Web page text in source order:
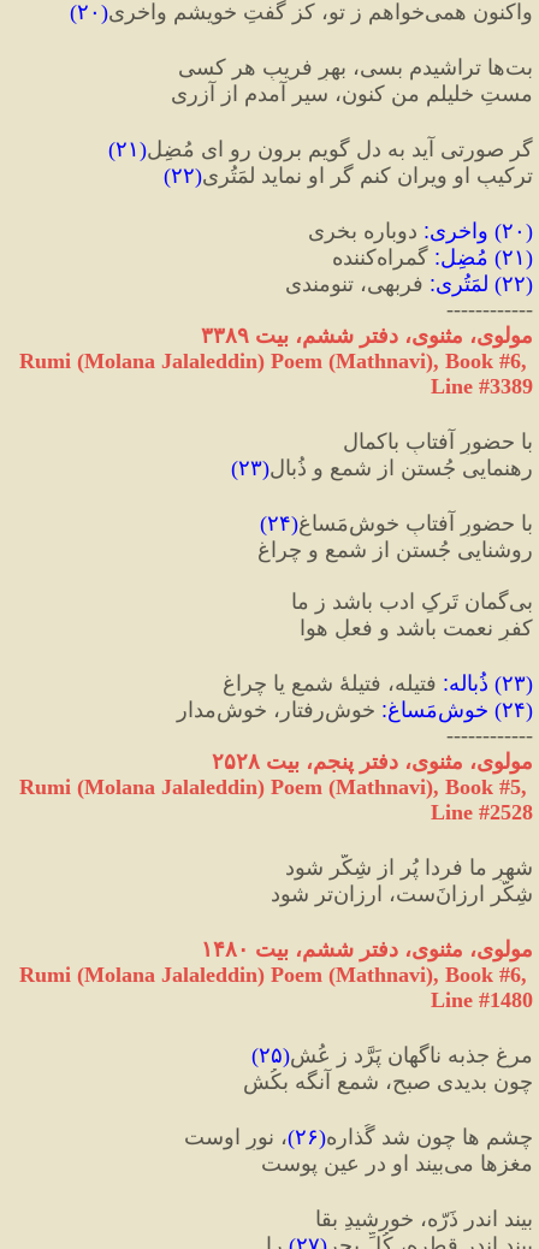
واکنون همی‌خواهم ز تو، کز گفتِ خویشم واخری
( ۲۰)
بت‌ها تراشیدم بسی، بهرِ فریبِ هر کسی
مستِ خلیلم من کنون، سیر آمدم از آزری
گر صورتی آید به دل گویم برون رو ای مُضِل(۲۱)
ترکیبِ او ویران کنم گر او نماید لمَتُری(۲۲)
( ۲۰) واخری: دوباره بخری
(۲۱) مُضِل: گمراه‌کننده
(۲۲) لمَتُری: فربهی، تنومندی
------------
مولوی، مثنوی، دفتر ششم، بیت ۳۳۸۹
Rumi (Molana Jalaleddin) Poem (Mathnavi), Book #6,
Line #3389
با حضورِ آفتابِ باکمال
رهنمایی جُستن از شمع و ذُبال(۲۳)
با حضورِ آفتابِ خوش‌مَساغ (۲۴)
روشنایی جُستن از شمع و چراغ
بی‌گمان تَرکِ ادب باشد ز ما
کفرِ نعمت باشد و فعلِ هوا
(۲۳) ذُباله: فتیله، فتیلۀ شمع یا چراغ
(۲۴) خوش‌مَساغ : خوش‌رفتار، خوش‌مدار
------------
مولوی، مثنوی، دفتر پنجم، بیت ۲۵۲۸
Rumi (Molana Jalaleddin) Poem (Mathnavi), Book #5,
Line #2528
شهرِ ما فردا پُر از شِکَّر شود
شِکَّر ارزانَ‌ست، ارزان‌تر شود
مولوی، مثنوی، دفتر ششم، بیت ۱۴۸۰
Rumi (Molana Jalaleddin) Poem (Mathnavi), Book #6,
Line #1480
مرغِ جذبه ناگهان پَرَّد ز عُش(۲۵)
چون بدیدی صبح، شمع آنگه بکُش
چشم ها چون شد گُذاره(۲۶)، نورِ اوست
مغزها می‌بیند او در عینِ پوست
بیند اندر ذَرّه، خورشیدِ بقا